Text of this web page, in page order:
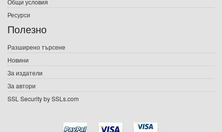
Е-списания
Подаръци
Ваучери
Промоции
Общи условия
Ресурси
Полезно
Разширено търсене
Новини
За издатели
За автори
SSL Security by SSLs.com